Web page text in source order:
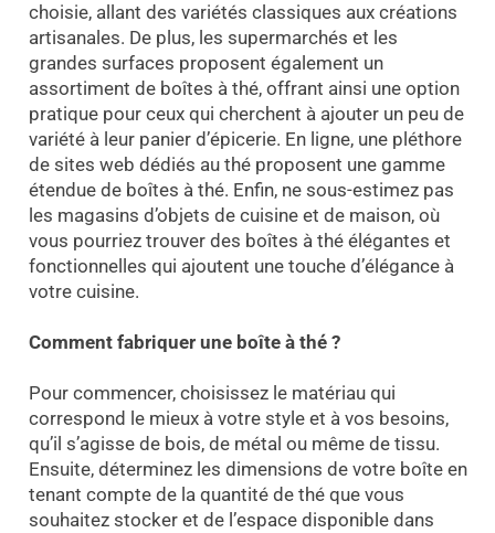
choisie, allant des variétés classiques aux créations
artisanales. De plus, les supermarchés et les
grandes surfaces proposent également un
assortiment de boîtes à thé, offrant ainsi une option
pratique pour ceux qui cherchent à ajouter un peu de
variété à leur panier d’épicerie. En ligne, une pléthore
de sites web dédiés au thé proposent une gamme
étendue de boîtes à thé. Enfin, ne sous-estimez pas
les magasins d’objets de cuisine et de maison, où
vous pourriez trouver des boîtes à thé élégantes et
fonctionnelles qui ajoutent une touche d’élégance à
votre cuisine.
Comment fabriquer une boîte à thé ?
Pour commencer, choisissez le matériau qui
correspond le mieux à votre style et à vos besoins,
qu’il s’agisse de bois, de métal ou même de tissu.
Ensuite, déterminez les dimensions de votre boîte en
tenant compte de la quantité de thé que vous
souhaitez stocker et de l’espace disponible dans